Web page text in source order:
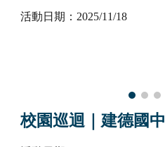
活動日期：2025/1 1/18
校園巡迴｜建德國中